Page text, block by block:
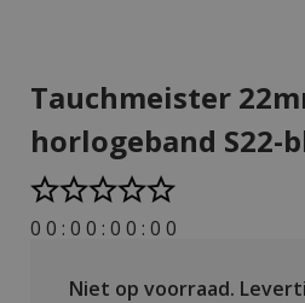
Tauchmeister
horlogeband S22-
0 0 : 0 0 : 0 0 : 0 0
Niet op voorraad.